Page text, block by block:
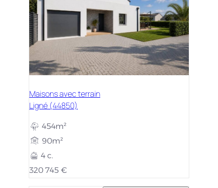
Maisons avec terrain
Ligné (44850)
454m²
90m²
4 c.
320 745 €